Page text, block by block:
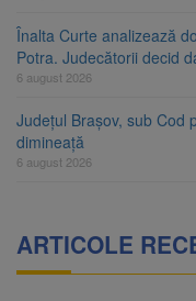
Înalta Curte analizează
Potra. Judecătorii decid
6 august 2026
Județul Brașov, sub Cod
dimineață
6 august 2026
ARTICOLE